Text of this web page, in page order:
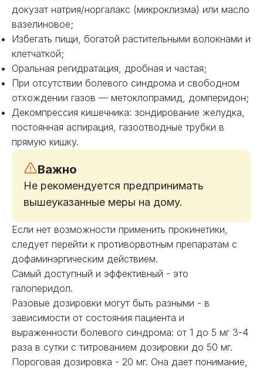
докузат натрия/норгалакс (микроклизма) или масло
вазелиновое;
Избегать пищи, богатой растительными волокнами и
клетчаткой;
Оральная регидратация, дробная и частая;
При отсутствии болевого синдрома и свободном
отхождении газов — метоклопрамид, домперидон;
Декомпрессия кишечника: зондирование желудка,
постоянная аспирация, газоотводные трубки в
прямую кишку.
Важно
Не рекомендуется предпринимать
вышеуказанные меры на дому.
Если нет возможности применить прокинетики,
следует перейти к противорвотным препаратам с
дофаминэргическим действием.
Самый доступный и эффективный - это
галоперидол.
Разовые дозировки могут быть разными - в
зависимости от состояния пациента и
выраженности болевого синдрома: от 1 до 5 мг 3-4
раза в сутки с титрованием дозировки до 50 мг.
Пороговая дозировка - 20 мг. Она дает понимание,